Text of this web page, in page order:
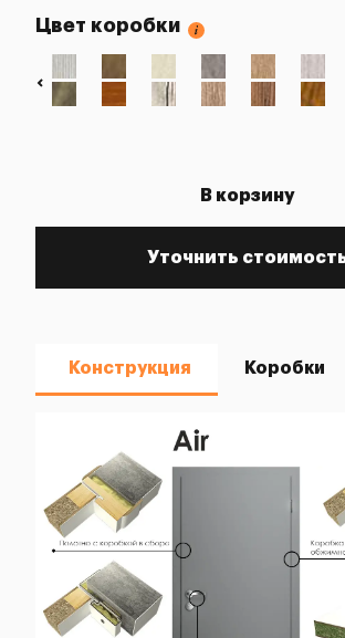
Цвет коробки
В корзину
Уточнить
Конструкция Коробки